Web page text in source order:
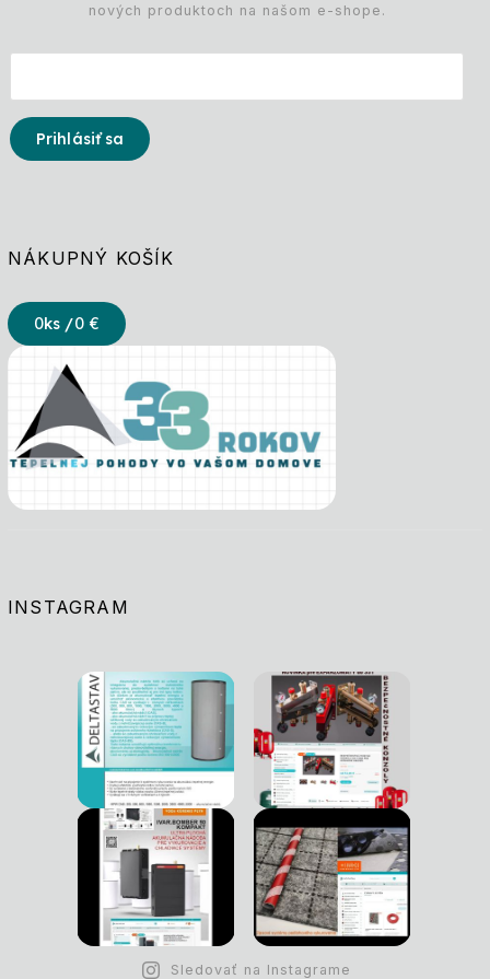
nových produktoch na našom e-shope.
Prihlásiť sa
NÁKUPNÝ KOŠÍK
0ks /0 €
INSTAGRAM
Sledovať na Instagrame